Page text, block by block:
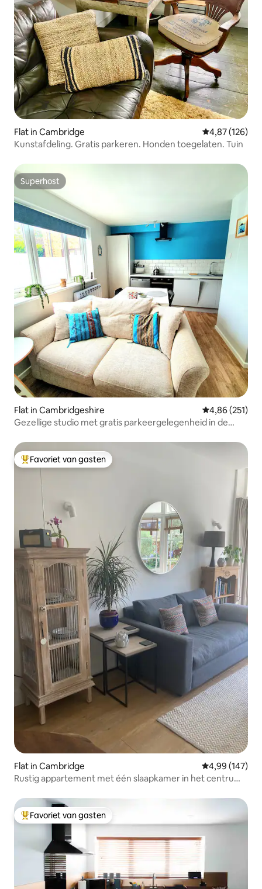
Flat in Cambridge Gemiddelde
4,87 (126)
Kunstafdeling. Gratis parkeren. Honden toegelaten. Tuin
Superhost
Superhost
Flat in Cambridgeshire Gemiddelde
4,86 (251)
Gezellige studio met gratis parkeergelegenheid in de
Topfavoriet van gasten
Favoriet van gasten
Flat in Cambridge Gemiddelde
4,99 (147)
Rustig appartement met één slaapkamer in het centrum
Topfavoriet van gasten
Favoriet van gasten